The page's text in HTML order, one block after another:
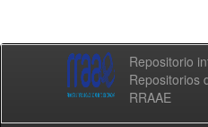
Repositorio
Repositorios
RRAAE